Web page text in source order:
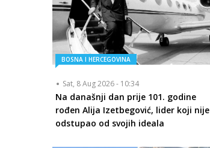
BOSNA I HERCEGOVINA
Sat, 8 Aug 2026 - 10:34
Na današnji dan prije 101. godine
rođen Alija Izetbegović, lider koji nije
odstupao od svojih ideala